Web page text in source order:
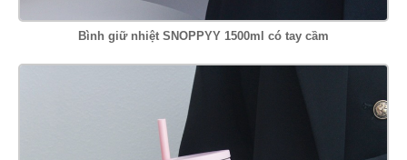
Bình giữ nhiệt SNOPPYY 1500ml có tay cầm